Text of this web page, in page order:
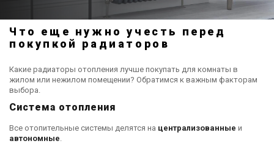
Что еще нужно учесть перед
покупкой радиаторов
Какие радиаторы отопления лучше покупать для комнаты в
жилом или нежилом помещении? Обратимся к важным факторам
выбора.
Система отопления
Все отопительные системы делятся на централизованные и
автономные